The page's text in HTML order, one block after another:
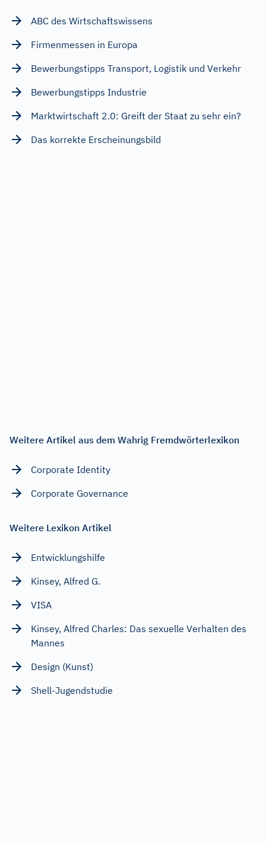
ABC des Wirtschaftswissens
Firmenmessen in Europa
Bewerbungstipps Transport, Logistik und Verkehr
Bewerbungstipps Industrie
Marktwirtschaft 2.0: Greift der Staat zu sehr ein?
Das korrekte Erscheinungsbild
Weitere Artikel aus dem Wahrig Fremdwörterlexikon
Corporate Identity
Corporate Governance
Weitere Lexikon Artikel
Entwicklungshilfe
Kinsey, Alfred G.
VISA
Kinsey, Alfred Charles: Das sexuelle Verhalten des
Mannes
Design (Kunst)
Shell-Jugendstudie